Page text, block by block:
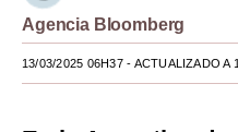
España
Agencia Bloomberg
13/03/2025 06H37- ACTUALIZADO A